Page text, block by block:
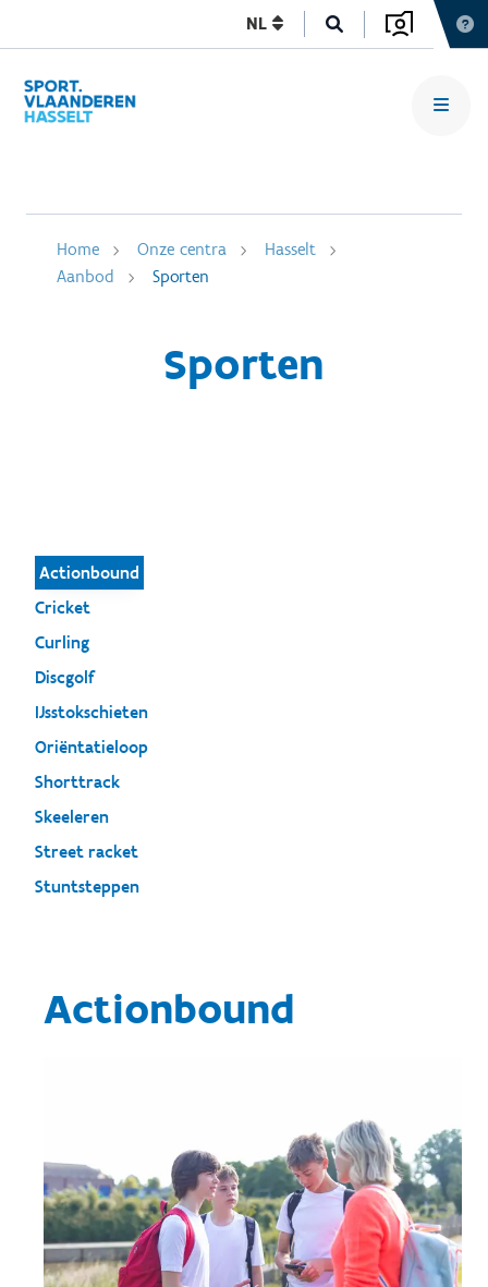
NL
Home Onze centra
Hasselt
Aanbod
Sporten
Sporten
Actionbound
Cricket
Curling
Discgolf
IJsstokschieten
Oriëntatieloop
Shorttrack
Skeeleren
Street racket
Stuntsteppen
Actionbound